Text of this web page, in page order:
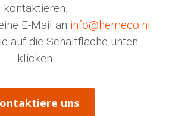
kontaktieren,
E-Mail an info@hemeco.nl
auf die Schaltfläche unten
klicken.
uns